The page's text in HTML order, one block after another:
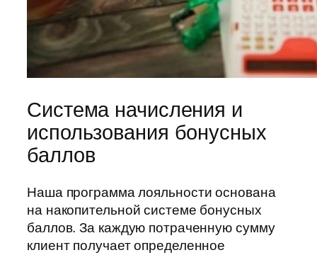
Система начисления и
использования бонусных
баллов
Наша программа лояльности основана
на накопительной системе бонусных
баллов. За каждую потраченную сумму
клиент получает определенное